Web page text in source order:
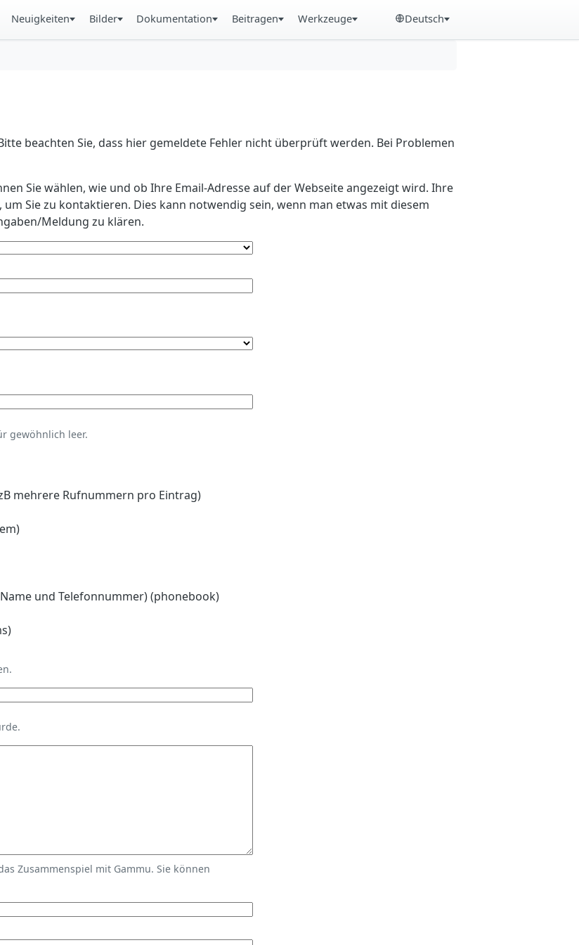
Neuigkeiten Bilder Dokumentation Beitragen Werkzeuge Deutsch
beachten Sie, dass hier gemeldete Fehler nicht überprüft werden. Bei Problemen
Sie wählen, wie und ob Ihre Email-Adresse auf der Webseite angezeigt wird. Ihre
Sie zu kontaktieren. Dies kann notwendig sein, wenn man etwas mit diesem
Meldung zu klären.
gewöhnlich leer.
mehrere Rufnummern pro Eintrag)
und Telefonnummer) (phonebook)
Zusammenspiel mit Gammu. Sie können